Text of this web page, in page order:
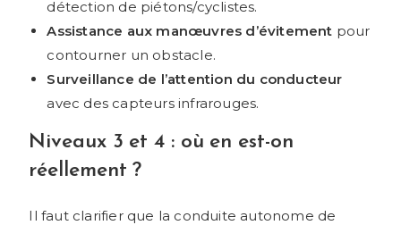
détection de piétons/cyclistes.
Assistance aux manœuvres d’évitement pour
contourner un obstacle.
Surveillance de l’attention du conducteur
avec des capteurs infrarouges.
Niveaux 3 et 4 : où en est-on
réellement ?
Il faut clarifier que la conduite autonome de